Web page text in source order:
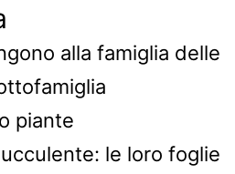
alla famiglia delle
piante
le loro foglie